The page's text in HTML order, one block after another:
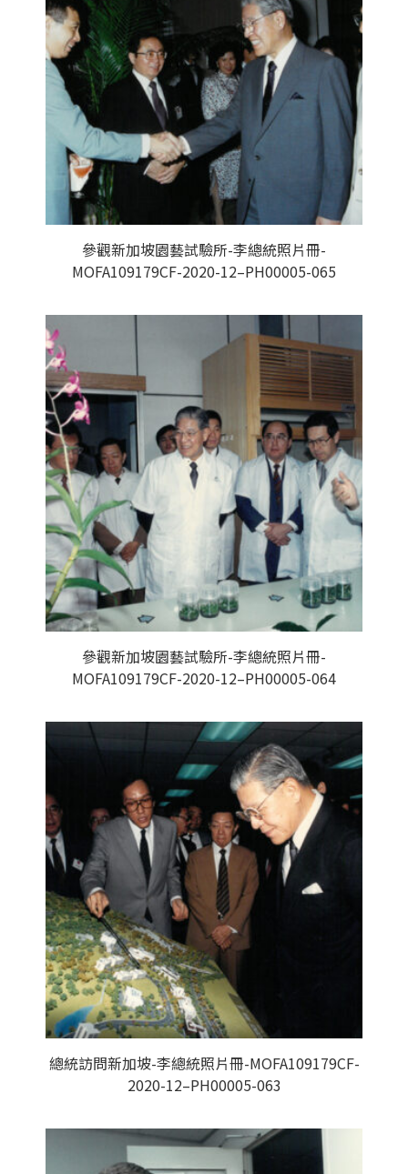
參觀新加坡園藝試驗所-李總統照片冊-
MOFA109179CF-2020-12–PH00005-065
參觀新加坡園藝試驗所-李總統照片冊-
MOFA109179CF-2020-12–PH00005-064
總統訪問新加坡-李總統照片冊-MOFA109179CF-
2020-12–PH00005-063